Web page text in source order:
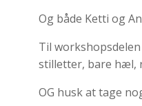
Og både Ketti og
Til
stilletter, bare hæl,
OG husk at tage